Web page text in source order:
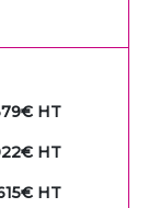
HT
HT
HT